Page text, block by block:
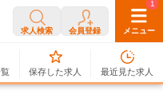
求人検索 会員登録 メニュー
0
保存した求人
1
最近見た求人